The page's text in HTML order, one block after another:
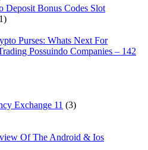
Deposit Bonus Codes Slot
Purses: Whats Next For
Possuindo Companies – 142
Exchange 11 (3)
Of The Android & Ios